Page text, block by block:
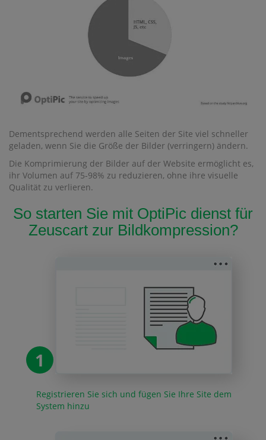
Dementsprechend werden alle Seiten der Site viel schneller
geladen, wenn Sie die Größe der Bilder (verringern) ändern.
Die Komprimierung der Bilder auf der Website ermöglicht es,
ihr Volumen auf 75-98% zu reduzieren, ohne ihre visuelle
Qualität zu verlieren.
So starten Sie mit OptiPic dienst für
Zeuscart zur Bildkompression?
1
Registrieren Sie sich und fügen Sie Ihre Site dem
System hinzu